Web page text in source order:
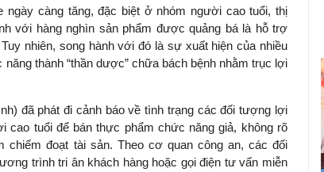
càng tăng, đặc biệt ở nhóm người cao tuổi, thị
với hàng nghìn sản phẩm được quảng bá là hỗ trợ
nhiên, song hành với đó là sự xuất hiện của nhiều
thành “thần dược” chữa bách bệnh nhằm trục lợi
đã phát đi cảnh báo về tình trạng các đối tượng lợi
cao tuổi để bán thực phẩm chức năng giả, không rõ
chiếm đoạt tài sản. Theo cơ quan công an, các đối
trình tri ân khách hàng hoặc gọi điện tư vấn miễn